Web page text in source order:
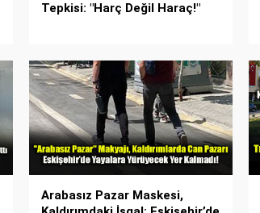
Tepkisi: "Harç Değil Haraç!"
Arabasız Pazar Maskesi,